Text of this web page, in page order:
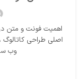
اهمیت فونت و متن
اصلی طراحی کاتالوگ ،
وب